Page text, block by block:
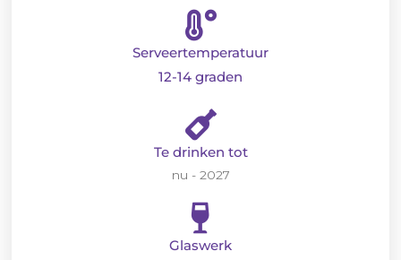
Serveertemperatuur
12-14 graden
Te drinken tot
nu - 2027
Glaswerk